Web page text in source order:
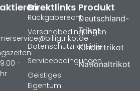
Produkt
Deutschland-
Trikot
Kindertrikot
Nationaltrikot
Direktlinks
Rückgaberecht
Versandbedingungen
Datenschutzrichtlinie
Servicebedingungen
Geistiges
Eigentum
-